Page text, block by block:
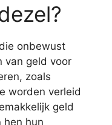
onbewust
van geld voor
zoals
worden verleid
geld
hen hun